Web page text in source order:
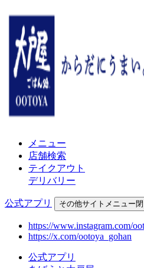
メニュー
店舗検索
テイクアウト
デリバリー
公式アプリ その他サイトメニュー
https://www.instagram.com/
https://x.com/ootoya_gohan
公式アプリ